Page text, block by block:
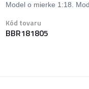
Model o mierke 1:18.
Kód tovaru
BBR181805